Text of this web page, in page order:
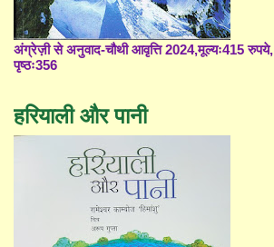
अंग्रेज़ी से अनुवाद-चौथी आवृत्ति 2024,मूल्यः415 रुपये,
पृष्ठः356
हरियाली और पानी